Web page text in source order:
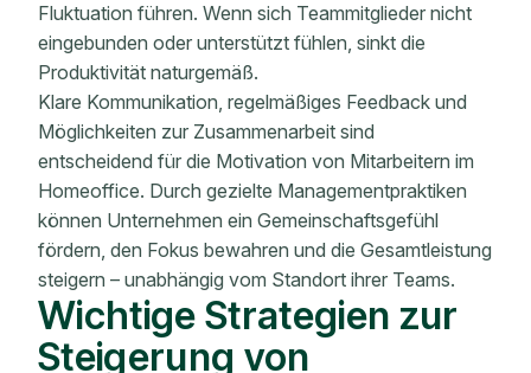
Fluktuation führen. Wenn sich Teammitglieder nicht
eingebunden oder unterstützt fühlen, sinkt die
Produktivität naturgemäß.
Klare Kommunikation, regelmäßiges Feedback und
Möglichkeiten zur Zusammenarbeit sind
entscheidend für die Motivation von Mitarbeitern im
Homeoffice. Durch gezielte Managementpraktiken
können Unternehmen ein Gemeinschaftsgefühl
fördern, den Fokus bewahren und die Gesamtleistung
steigern – unabhängig vom Standort ihrer Teams.
Wichtige Strategien zur
Steigerung von